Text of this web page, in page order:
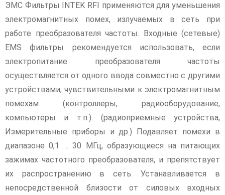
ЭМС Фильтры INTEK RFI применяются для уменьшения
электромагнитных помех, излучаемых в сеть при
работе преобразователя частоты. Входные (сетевые)
EMS фильтры рекомендуется использовать, если
электропитание преобразователя частоты
осуществляется от одного ввода совместно с другими
устройствами, чувствительными к электромагнитным
помехам (контроллеры, радиооборудование,
компьютеры и т.п.). (радиоприемные устройства,
Измерительные приборы и др.) Подавляет помехи в
диапазоне 0,1 … 30 МГц, образующиеся на питающих
зажимах частотного преобразователя, и препятствует
их распространению в сеть. Устанавливается в
непосредственной близости от силовых входных